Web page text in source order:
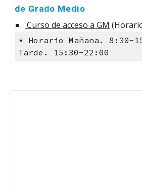
de Grado Medio
Curso de acceso a GM
* Horario Mañana. 8:30-
Tarde. 15:30-22:00